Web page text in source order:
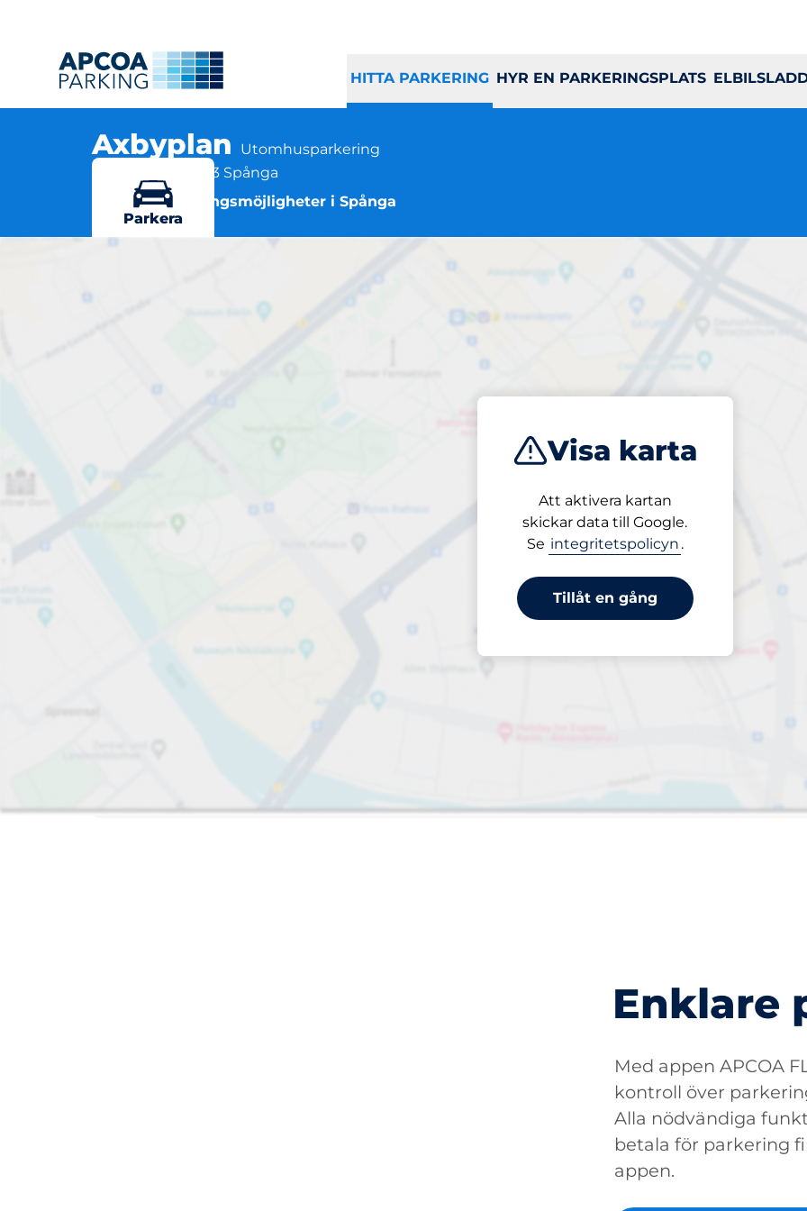
HITTA PARKERING HYR EN PARKERINGSPLATS
Axbyplan
Utomhusparkering
Axbyplan 6, 163 73 Spånga
Flera parkeringsmöjligheter i Spånga
Visa karta
Att aktivera kartan
skickar data till Google.
Se integritetspolicyn .
Tillåt en gång
Parkera
Axbyplan
Öppet nu
från 15,00 kr
Priser och betalning
Enklare
Med appen APCOA
kontroll över
Alla nödvändiga
betala för parkering
appen.